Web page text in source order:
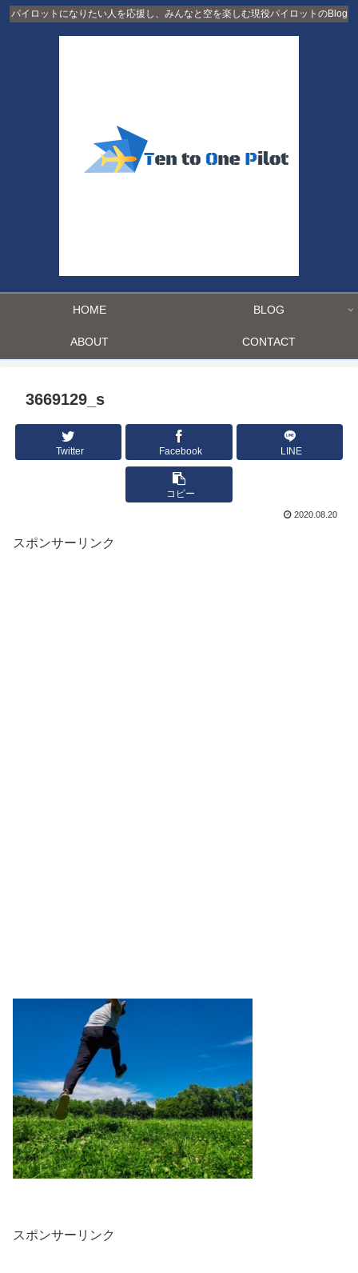
パイロットになりたい人を応援し、みんなと空を楽しむ現役パイロットのBlog
HOME BLOG
ABOUT CONTACT
3669129_s
Twitter Facebook LINE
コピー
2020.08.20
スポンサーリンク
スポンサーリンク